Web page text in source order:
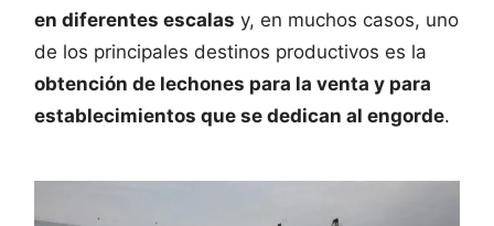
en diferentes escalas y, en muchos casos, uno
de los principales destinos productivos es la
obtención de lechones para la venta y para
establecimientos que se dedican al engorde.